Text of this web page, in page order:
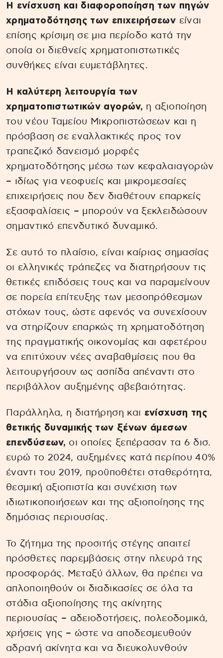
Η ενίσχυση και διαφοροποίηση των πηγών
χρηματοδότησης των επιχειρήσεων είναι
επίσης κρίσιμη σε μια περίοδο κατά την
οποία οι διεθνείς χρηματοπιστωτικές
συνθήκες είναι ευμετάβλητες.
Η καλύτερη λειτουργία των
χρηματοπιστωτικών αγορών, η αξιοποίηση
του νέου Ταμείου Μικροπιστώσεων και η
πρόσβαση σε εναλλακτικές προς τον
τραπεζικό δανεισμό μορφές
χρηματοδότησης μέσω των κεφαλαιαγορών
– ιδίως για νεοφυείς και μικρομεσαίες
επιχειρήσεις που δεν διαθέτουν επαρκείς
εξασφαλίσεις – μπορούν να ξεκλειδώσουν
σημαντικό επενδυτικό δυναμικό.
Σε αυτό το πλαίσιο, είναι καίριας σημασίας
οι ελληνικές τράπεζες να διατηρήσουν τις
θετικές επιδόσεις τους και να παραμείνουν
σε πορεία επίτευξης των μεσοπρόθεσμων
στόχων τους, ώστε αφενός να συνεχίσουν
να στηρίζουν επαρκώς τη χρηματοδότηση
της πραγματικής οικονομίας και αφετέρου
να επιτύχουν νέες αναβαθμίσεις που θα
λειτουργήσουν ως ασπίδα απέναντι στο
περιβάλλον αυξημένης αβεβαιότητας.
Παράλληλα, η διατήρηση και ενίσχυση της
θετικής δυναμικής των ξένων άμεσων
επενδύσεων, οι οποίες ξεπέρασαν τα 6 δισ.
ευρώ το 2024, αυξημένες κατά περίπου 40%
έναντι του 2019, προϋποθέτει σταθερότητα,
θεσμική αξιοπιστία και συνέχιση των
ιδιωτικοποιήσεων και της αξιοποίησης της
δημόσιας περιουσίας.
Το ζήτημα της προσιτής στέγης απαιτεί
πρόσθετες παρεμβάσεις στην πλευρά της
προσφοράς. Μεταξύ άλλων, θα πρέπει να
απλοποιηθούν οι διαδικασίες σε όλα τα
στάδια αξιοποίησης της ακίνητης
περιουσίας – αδειοδοτήσεις, πολεοδομικά,
χρήσεις γης – ώστε να αποδεσμευθούν
αδρανή ακίνητα και να διευκολυνθούν